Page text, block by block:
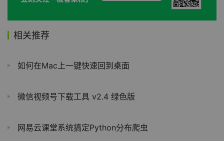
相关推荐
如何在Mac上一键快速回到桌面
微信视频号下载工具 v2.4 绿色版
网易云课堂系统搞定Python分布爬虫